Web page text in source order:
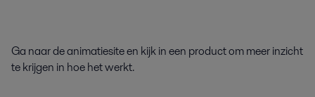
Ga naar de animatiesite en kijk in een product om meer inzicht
te krijgen in hoe het werkt.